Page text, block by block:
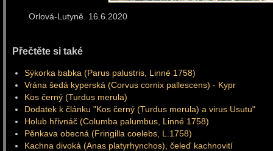
Orlová-Lutyně.
Přečtěte si také
Sýkorka babka (Parus palustris, Linné 1758)
Vrána šedá kyperská (Corvus cornix pallescens) - Kypr
Kos černý (Turdus merula)
Dodatek k článku "Kos černý (Turdus merula) a virus Usutu"
Holub hřivnáč (Columba palumbus, Linné 1758)
Pěnkava obecná (Fringilla coelebs, L.1758)
Kachna divoká (Anas platyrhynchos), čeleď kachnovití